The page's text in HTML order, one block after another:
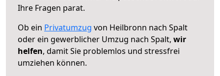
Ihre Fragen parat.
Ob ein Privatumzug von Heilbronn nach Spalt
oder ein gewerblicher Umzug nach Spalt, wir
helfen, damit Sie problemlos und stressfrei
umziehen können.